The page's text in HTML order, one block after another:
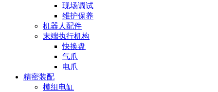
现场调试
维护保养
机器人配件
末端执行机构
快换盘
气爪
电爪
精密装配
模组电缸